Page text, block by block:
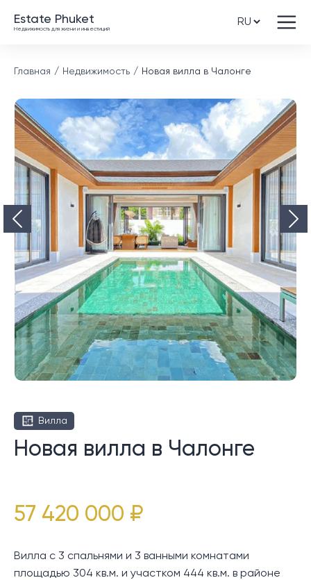
Estate Phuket
Недвижимость для жизни и инвестиций
Главная Недвижимость Новая вилла в Чалонге
Вилла
Новая вилла в Чалонге
57 420 000 ₽
Вилла с 3 спальнями и 3 ванными комнатами
площадью 304 кв.м. и участком 444 кв.м. в районе